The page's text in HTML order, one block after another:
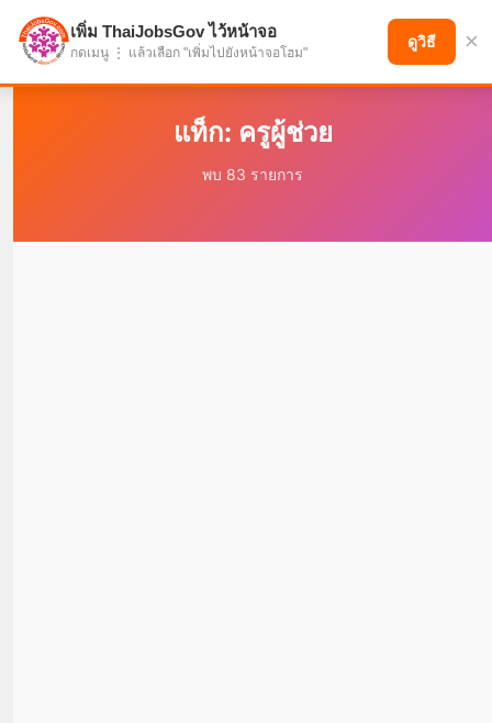
แบ่งปันโอกาส เพื่ออนาคตที่ก้าวหน้า
แท็ก: ครูผู้ช่วย
พบ 83 รายการ
เพิ่ม ThaiJobsGov ไว้หน้าจอ
กดเมนู ⋮ แล้วเลือก "เพิ่มไปยังหน้าจอโฮม"
ดูวิธี ×